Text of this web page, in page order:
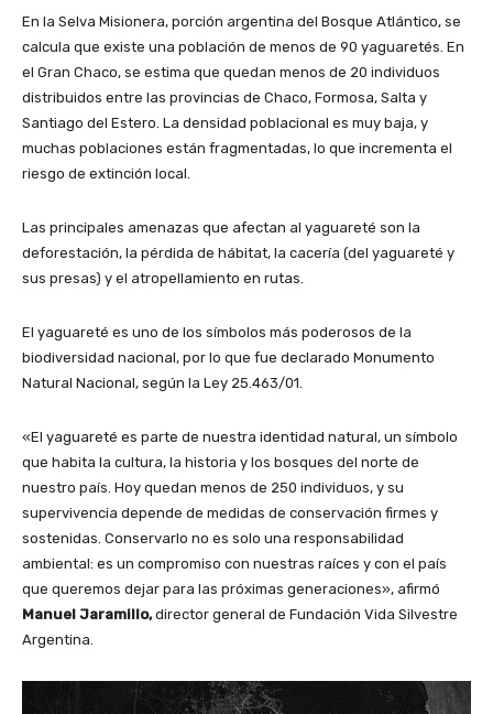
En la Selva Misionera, porción argentina del Bosque Atlántico, se
calcula que existe una población de menos de 90 yaguaretés. En
el Gran Chaco, se estima que quedan menos de 20 individuos
distribuidos entre las provincias de Chaco, Formosa, Salta y
Santiago del Estero. La densidad poblacional es muy baja, y
muchas poblaciones están fragmentadas, lo que incrementa el
riesgo de extinción local.
Las principales amenazas que afectan al yaguareté son la
deforestación, la pérdida de hábitat, la cacería (del yaguareté y
sus presas) y el atropellamiento en rutas.
El yaguareté es uno de los símbolos más poderosos de la
biodiversidad nacional, por lo que fue declarado Monumento
Natural Nacional, según la Ley 25.463/01.
«El yaguareté es parte de nuestra identidad natural, un símbolo
que habita la cultura, la historia y los bosques del norte de
nuestro país. Hoy quedan menos de 250 individuos, y su
supervivencia depende de medidas de conservación firmes y
sostenidas. Conservarlo no es solo una responsabilidad
ambiental: es un compromiso con nuestras raíces y con el país
que queremos dejar para las próximas generaciones», afirmó
Manuel Jaramillo,director general de Fundación Vida Silvestre
Argentina.